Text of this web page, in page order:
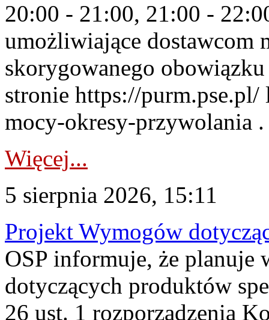
20:00 - 21:00, 21:00 -
umożliwiające dostawcom
skorygowanego
stronie https://
mocy-okresy-przywolania
Więcej...
5 sierpnia 2026, 15:11
Projekt Wymogów
OSP informuje, że planuje
dotyczących produktów
26 ust. 1 rozporządzenia